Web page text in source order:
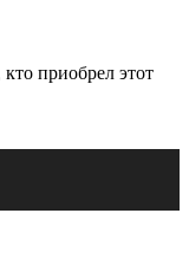
приобрел этот